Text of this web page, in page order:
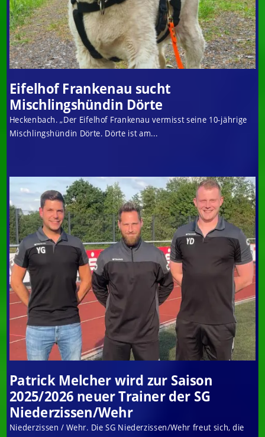
Eifelhof Frankenau sucht
Mischlingshündin Dörte
Heckenbach. „Der Eifelhof Frankenau vermisst seine 10-jährige
Mischlingshündin Dörte. Dörte ist am...
Patrick Melcher wird zur Saison
2025/2026 neuer Trainer der SG
Niederzissen/Wehr
Niederzissen / Wehr. Die SG Niederzissen/Wehr freut sich, die